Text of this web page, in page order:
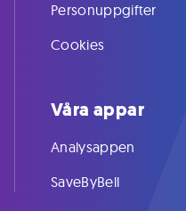
Personuppgifter
Cookies
Våra appar
Analysappen
SaveByBell